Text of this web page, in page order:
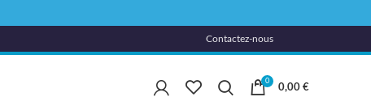
Contactez-nous
0
0,00 €